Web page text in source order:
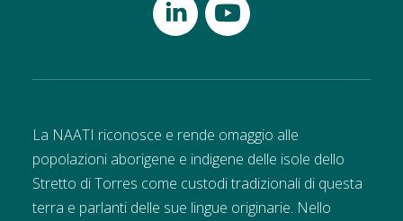
La NAATI riconosce e rende omaggio alle
popolazioni aborigene e indigene delle isole dello
Stretto di Torres come custodi tradizionali di questa
terra e parlanti delle sue lingue originarie. Nello